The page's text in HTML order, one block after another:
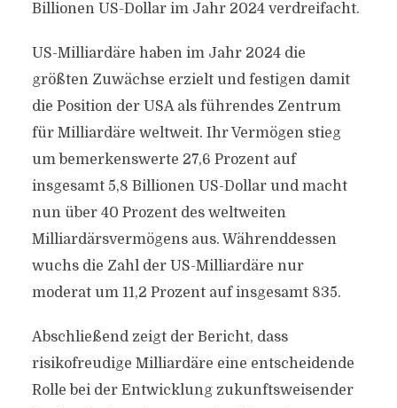
Billionen US-Dollar im Jahr 2024 verdreifacht.
US-Milliardäre haben im Jahr 2024 die
größten Zuwächse erzielt und festigen damit
die Position der USA als führendes Zentrum
für Milliardäre weltweit. Ihr Vermögen stieg
um bemerkenswerte 27,6 Prozent auf
insgesamt 5,8 Billionen US-Dollar und macht
nun über 40 Prozent des weltweiten
Milliardärsvermögens aus. Währenddessen
wuchs die Zahl der US-Milliardäre nur
moderat um 11,2 Prozent auf insgesamt 835.
Abschließend zeigt der Bericht, dass
risikofreudige Milliardäre eine entscheidende
Rolle bei der Entwicklung zukunftsweisender